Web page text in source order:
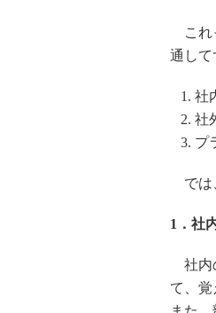
これ
通して
1. 社
2. 社
3. プ
では
1．社
社内
て、覚